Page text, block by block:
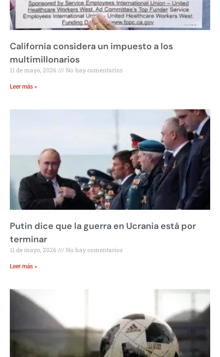
California considera un impuesto a los
multimillonarios
11 de mayo, 2026 No hay comentarios
Leer más »
Putin dice que la guerra en Ucrania está por
terminar
11 de mayo, 2026 No hay comentarios
Leer más »